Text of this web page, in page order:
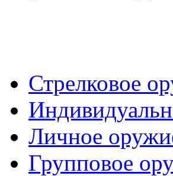
Стрелковое
Личное
Групповое